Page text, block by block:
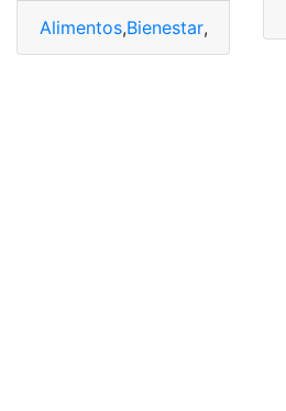
Alimentos,Bienestar,